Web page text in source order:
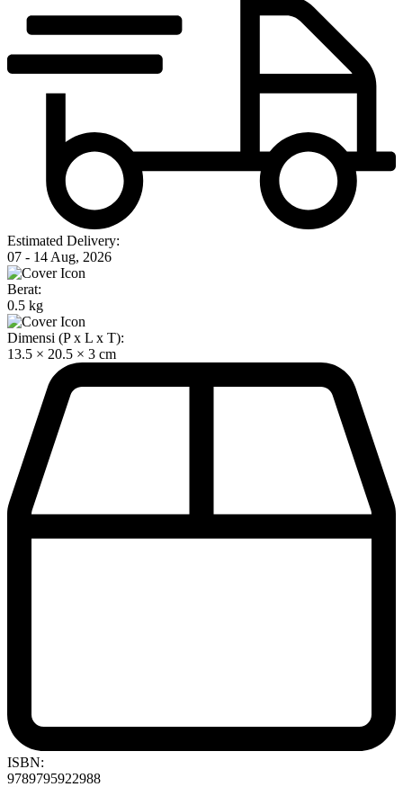
Estimated Delivery:
07 - 14 Aug, 2026
Berat:
0.5 kg
Dimensi (P x L x T):
13.5 × 20.5 × 3 cm
ISBN:
9789795922988